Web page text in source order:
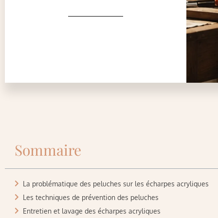
Sommaire
La problématique des peluches sur les écharpes acryliques
Les techniques de prévention des peluches
Entretien et lavage des écharpes acryliques